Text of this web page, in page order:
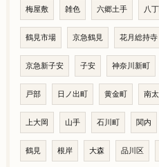
梅屋敷 雑色 六郷土手 八
鶴見市場 京急鶴見 花月総持寺
京急新子安 子安 神奈川新町
戸部 日ノ出町 黄金町 南
上大岡 山手 石川町 関内
鶴見 根岸 大森 品川区